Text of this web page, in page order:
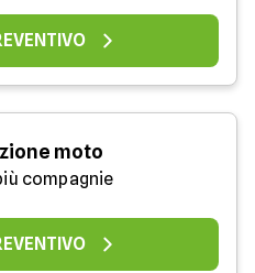
moto
compagnie